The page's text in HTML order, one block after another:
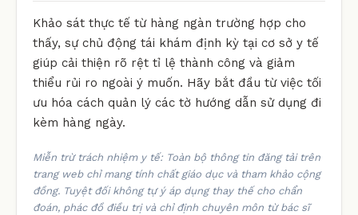
Khảo sát thực tế từ hàng ngàn trường hợp cho
thấy, sự chủ động tái khám định kỳ tại cơ sở y tế
giúp cải thiện rõ rệt tỉ lệ thành công và giảm
thiểu rủi ro ngoài ý muốn. Hãy bắt đầu từ việc tối
ưu hóa cách quản lý các tờ hướng dẫn sử dụng đi
kèm hàng ngày.
Miễn trừ trách nhiệm y tế: Toàn bộ thông tin đăng tải trên
trang web chỉ mang tính chất giáo dục và tham khảo cộng
đồng. Tuyệt đối không tự ý áp dụng thay thế cho chẩn
đoán, phác đồ điều trị và chỉ định chuyên môn từ bác sĩ